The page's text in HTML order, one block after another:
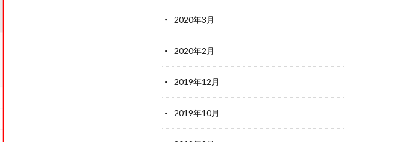
2020年3月
2020年2月
2019年12月
2019年10月